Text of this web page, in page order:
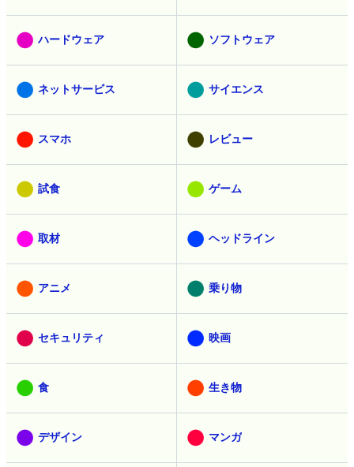
ハードウェア ソフトウェア
ネットサービス サイエンス
スマホ レビュー
試食 ゲーム
取材 ヘッドライン
アニメ 乗り物
セキュリティ 映画
食 生き物
デザイン マンガ